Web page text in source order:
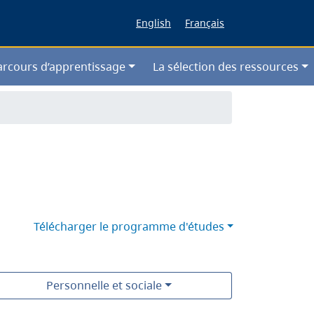
English Français
d’apprentissage La sélection des ressources
Télécharger le programme d'études
Personnelle et sociale